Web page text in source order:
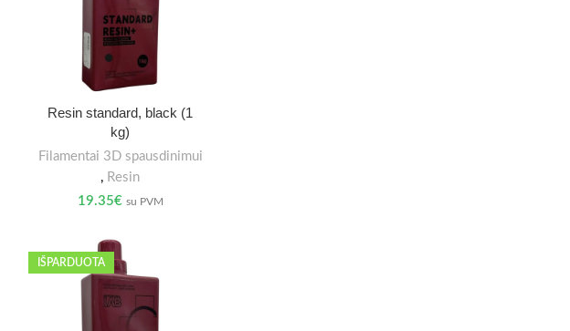
Resin standard, black (1
kg)
Filamentai 3D spausdinimui
, Resin
19.35€ su PVM
IŠPARDUOTA